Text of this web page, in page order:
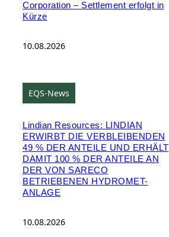
Corporation – Settlement erfolgt in
Kürze
10.08.2026
EQS-News
Lindian Resources: LINDIAN
ERWIRBT DIE VERBLEIBENDEN
49 % DER ANTEILE UND ERHÄLT
DAMIT 100 % DER ANTEILE AN
DER VON SARECO
BETRIEBENEN HYDROMET-
ANLAGE
10.08.2026